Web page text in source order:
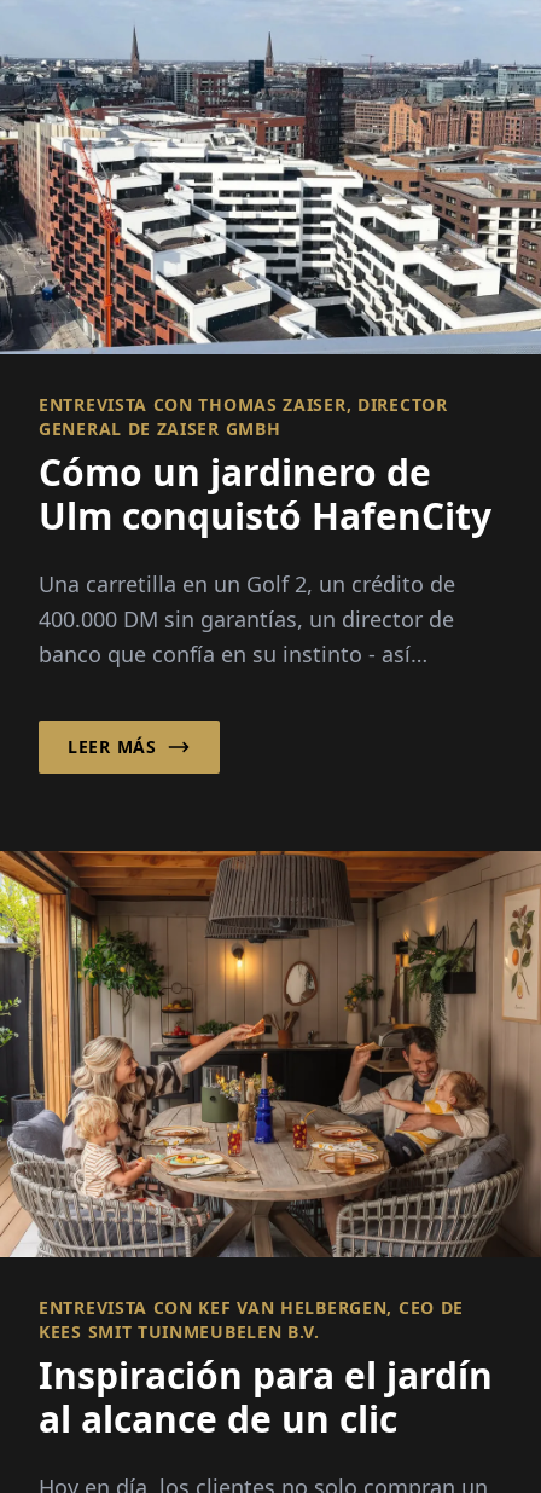
ENTREVISTA CON THOMAS ZAISER, DIRECTOR
GENERAL DE ZAISER GMBH
Cómo un jardinero de
Ulm conquistó HafenCity
Una carretilla en un Golf 2, un crédito de
400.000 DM sin garantías, un director de
banco que confía en su instinto - así
LEER MÁS
ENTREVISTA CON KEF VAN HELBERGEN, CEO DE
KEES SMIT TUINMEUBELEN B.V.
Inspiración para el jardín
al alcance de un clic
Hoy en día, los clientes no solo compran un